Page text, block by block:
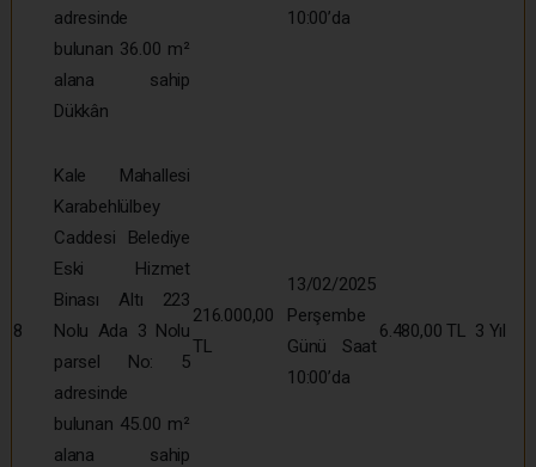
adresinde
bulunan 36.00 m²
alana sahip
Dükkân
10:00’da
8
Kale Mahallesi
Karabehlülbey
Caddesi Belediye
Eski Hizmet
Binası Altı 223
Nolu Ada 3 Nolu
parsel No: 5
adresinde
bulunan 45.00 m²
alana sahip
216.000,00
TL
13/02/2025
Perşembe
Günü Saat
10:00’da
6.480,00 TL 3 Yıl